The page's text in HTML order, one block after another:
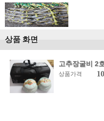
상품 화면
고추장굴비 2
상품가격